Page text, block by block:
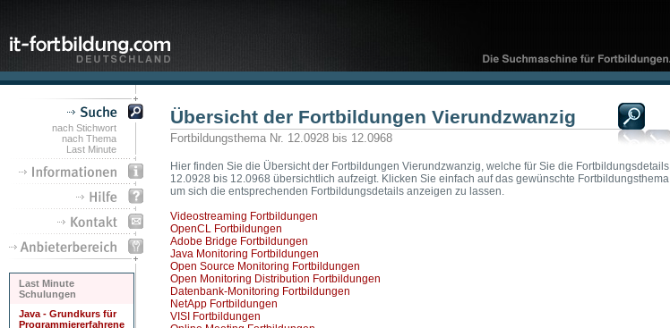
nach Stichwort
nach Thema
Last Minute
Last Minute
Schulungen
Java - Grundkurs für
Programmiererfahrene
Übersicht der Fortbildungen Vierundzwanzig
Fortbildungsthema Nr. 12.0928 bis 12.0968
Hier finden Sie die Übersicht der Fortbildungen Vierundzwanzig, welche für Sie die Fortbildungsdetails
12.0928 bis 12.0968 übersichtlich aufzeigt. Klicken Sie einfach auf das gewünschte Fortbildungsthema
um sich die entsprechenden Fortbildungsdetails anzeigen zu lassen.
Videostreaming Fortbildungen
OpenCL Fortbildungen
Adobe Bridge Fortbildungen
Java Monitoring Fortbildungen
Open Source Monitoring Fortbildungen
Open Monitoring Distribution Fortbildungen
Datenbank-Monitoring Fortbildungen
NetApp Fortbildungen
VISI Fortbildungen